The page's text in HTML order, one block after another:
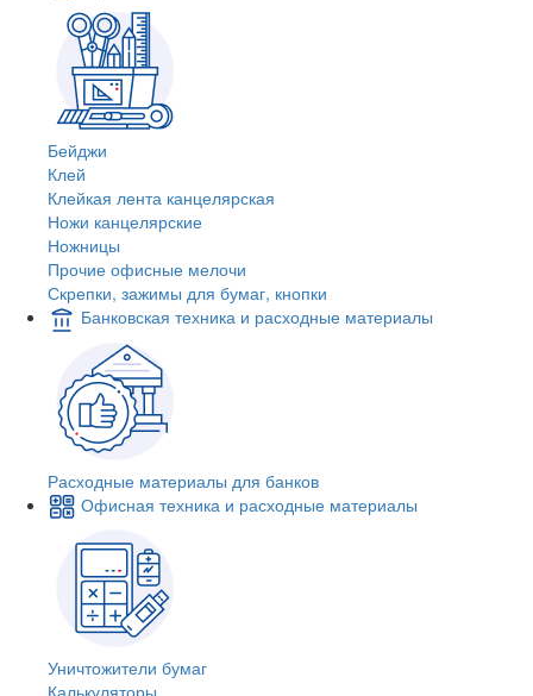
Бейджи
Клей
Клейкая лента канцелярская
Ножи канцелярские
Ножницы
Прочие офисные мелочи
Скрепки, зажимы для бумаг, кнопки
Банковская техника и расходные материалы
Расходные материалы для банков
Офисная техника и расходные материалы
Уничтожители бумаг
Калькуляторы